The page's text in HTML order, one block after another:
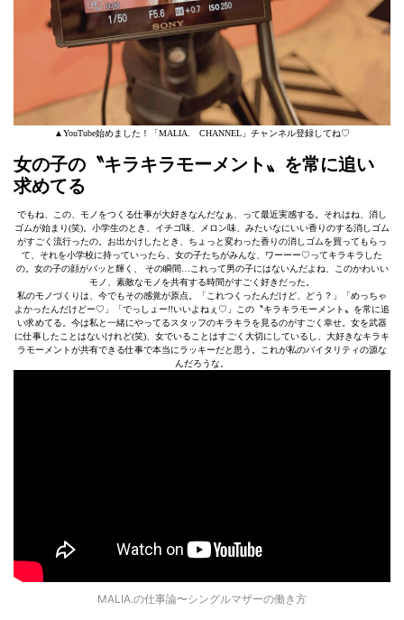
▲YouTube始めました！「MALIA. CHANNEL」チャンネル登録してね♡
女の子の〝キラキラモーメント〟を常に追い
求めてる
でもね、この、モノをつくる仕事が大好きなんだなぁ、って最近実感する。それはね、消し
ゴムが始まり(笑)。小学生のとき、イチゴ味、メロン味、みたいなにいい香りのする消しゴム
がすごく流行ったの。お出かけしたとき、ちょっと変わった香りの消しゴムを買ってもらっ
て、それを小学校に持っていったら、女の子たちがみんな、ワーーー♡ってキラキラした
の。女の子の顔がパッと輝く、 その瞬間…これって男の子にはないんだよね、このかわいい
モノ、素敵なモノを共有する時間がすごく好きだった。
私のモノづくりは、今でもその感覚が原点。「これつくったんだけど、どう？」「めっちゃ
よかったんだけどー♡」「でっしょー!!いいよねぇ♡」この〝キラキラモーメント〟を常に追
い求めてる。今は私と一緒にやってるスタッフのキラキラを見るのがすごく幸せ。女を武器
に仕事したことはないけれど(笑)、女でいることはすごく大切にしているし、大好きなキラキ
ラモーメントが共有できる仕事で本当にラッキーだと思う。これが私のバイタリティの源な
んだろうな。
MALIA.の仕事論〜シングルマザーの働き方